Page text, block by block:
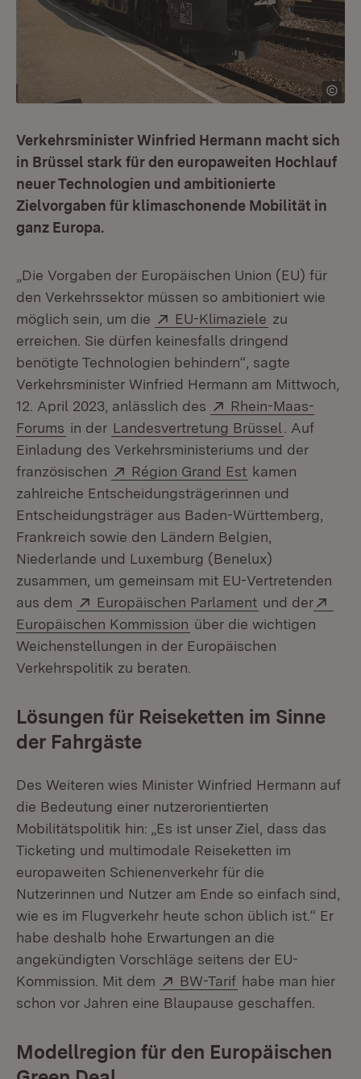
Verkehrsminister Winfried Hermann macht sich
in Brüssel stark für den europaweiten Hochlauf
neuer Technologien und ambitionierte
Zielvorgaben für klimaschonende Mobilität in
ganz Europa.
„Die Vorgaben der Europäischen Union (EU) für
den Verkehrssektor müssen so ambitioniert wie
möglich sein, um die
Extern:
EU-Klimaziele (Öffnet in
zu
erreichen. Sie dürfen keinesfalls dringend
benötigte Technologien behindern“, sagte
Verkehrsminister Winfried Hermann am Mittwoch,
12. April 2023, anlässlich des
Extern:
Rhein-Maas-
Forums (Öffnet in neuem Fenster)
in der Landesvertretung Brüssel
. Auf
Einladung des Verkehrsministeriums und der
französischen
Extern:
Région Grand Est (Öffnet in
kamen
zahlreiche Entscheidungsträgerinnen und
Entscheidungsträger aus Baden-Württemberg,
Frankreich sowie den Ländern Belgien,
Niederlande und Luxemburg (Benelux)
zusammen, um gemeinsam mit EU-Vertretenden
aus dem
Extern:
Europäischen Parlament (Öffnet in
und der
Europäischen Kommission (Öffnet in neuem Fenster)
über die wichtigen
Weichenstellungen in der Europäischen
Verkehrspolitik zu beraten.
Lösungen für Reiseketten im Sinne
der Fahrgäste
Des Weiteren wies Minister Winfried Hermann auf
die Bedeutung einer nutzerorientierten
Mobilitätspolitik hin: „Es ist unser Ziel, dass das
Ticketing und multimodale Reiseketten im
europaweiten Schienenverkehr für die
Nutzerinnen und Nutzer am Ende so einfach sind,
wie es im Flugverkehr heute schon üblich ist.“ Er
habe deshalb hohe Erwartungen an die
angekündigten Vorschläge seitens der EU-
Kommission. Mit dem
Extern:
BW-Tarif (Öffnet in neuem
habe man hier
schon vor Jahren eine Blaupause geschaffen.
Modellregion für den Europäischen